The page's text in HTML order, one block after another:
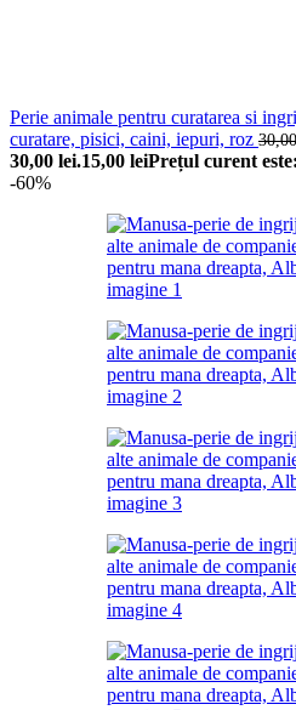
Perie animale pentru curatarea si
curatare, pisici, caini, iepuri, roz
30,00 lei.15,00 leiPrețul curent
-60%